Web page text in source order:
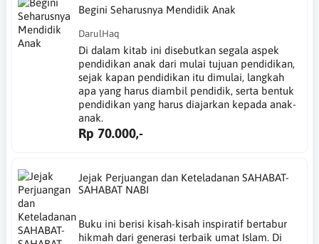
Begini Seharusnya Mendidik Anak
DarulHaq
Di dalam kitab ini disebutkan segala aspek
pendidikan anak dari mulai tujuan pendidikan,
sejak kapan pendidikan itu dimulai, langkah
apa yang harus diambil pendidik, serta bentuk
pendidikan yang harus diajarkan kepada anak-
anak.
Rp 70.000,-
Jejak Perjuangan dan Keteladanan SAHABAT-
SAHABAT NABI
Buku ini berisi kisah-kisah inspiratif bertabur
hikmah dari generasi terbaik umat Islam. Di